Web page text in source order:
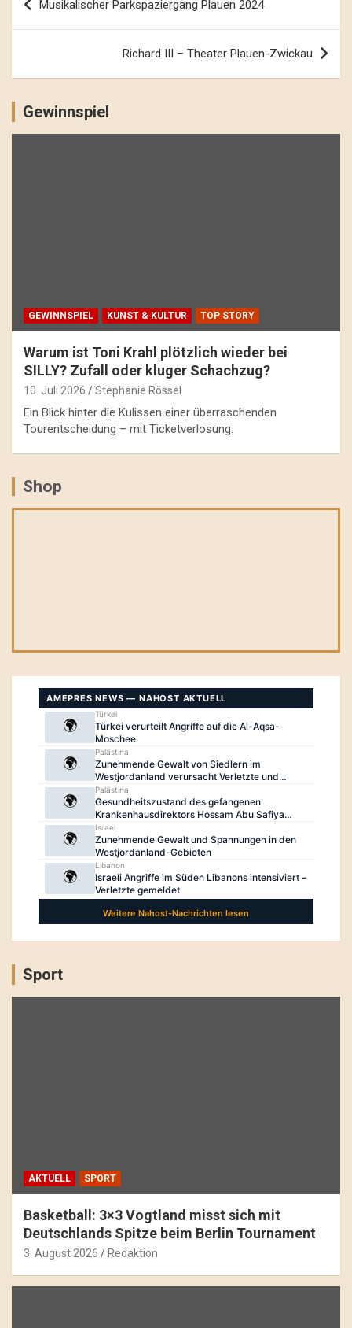
Navigation
Musikalischer Parkspaziergang Plauen 2024
Richard III – Theater Plauen-Zwickau
Gewinnspiel
GEWINNSPIEL KUNST & KULTUR TOP STORY
Warum ist Toni Krahl plötzlich wieder bei
SILLY? Zufall oder kluger Schachzug?
10. Juli 2026 Stephanie Rössel
Ein Blick hinter die Kulissen einer überraschenden
Tourentscheidung – mit Ticketverlosung.
Shop
Sport
AKTUELL SPORT
Basketball: 3×3 Vogtland misst sich mit
Deutschlands Spitze beim Berlin Tournament
3. August 2026 Redaktion